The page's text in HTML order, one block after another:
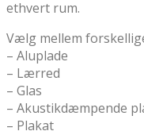
ethvert rum.
Vælg mellem
– Aluplade
– Lærred
– Glas
– Akustikdæmpende
– Plakat